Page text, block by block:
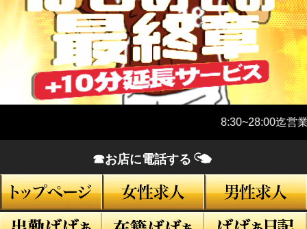
8:30~28:00迄営業中！
☎お店に電話する